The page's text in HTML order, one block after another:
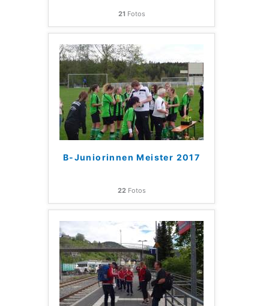
21 Fotos
B-Juniorinnen Meister 2017
22 Fotos